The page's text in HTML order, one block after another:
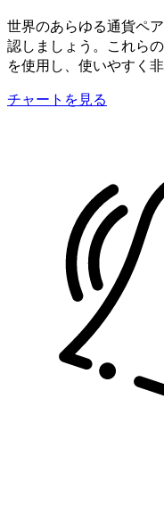
世界のあらゆる通貨ペ
認しましょう。これら
を使用し、使いやすく
チャートを見る